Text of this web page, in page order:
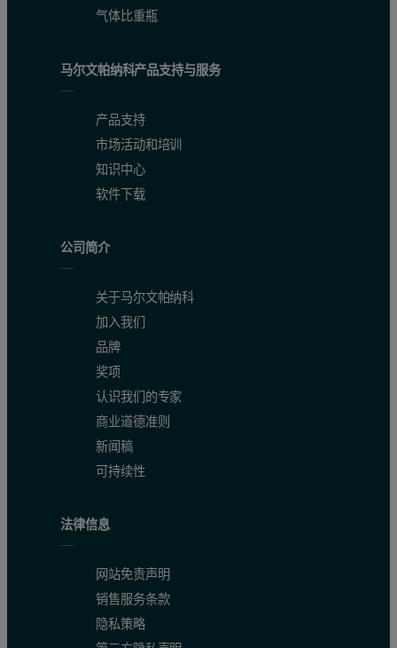
气体比重瓶
马尔文帕纳科产品支持与服务
产品支持
市场活动和培训
知识中心
软件下载
公司简介
关于马尔文帕纳科
加入我们
品牌
奖项
认识我们的专家
商业道德准则
新闻稿
可持续性
法律信息
网站免责声明
销售服务条款
隐私策略